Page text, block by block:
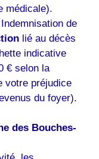
médicale).
Indemnisation de
lié au décès
indicative
€ selon la
votre préjudice
du foyer).
des Bouches-